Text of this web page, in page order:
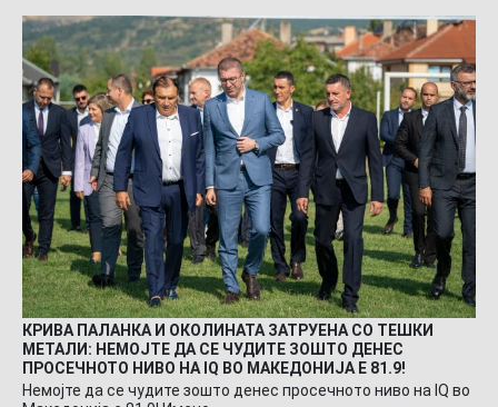
КРИВА ПАЛАНКА И ОКОЛИНАТА ЗАТРУЕНА СО ТЕШКИ
МЕТАЛИ: НЕМОЈТЕ ДА СЕ ЧУДИТЕ ЗОШТО ДЕНЕС
ПРОСЕЧНОТО НИВО НА IQ ВО МАКЕДОНИЈА Е 81.9!
Немојте да се чудите зошто денес просечното ниво на IQ во